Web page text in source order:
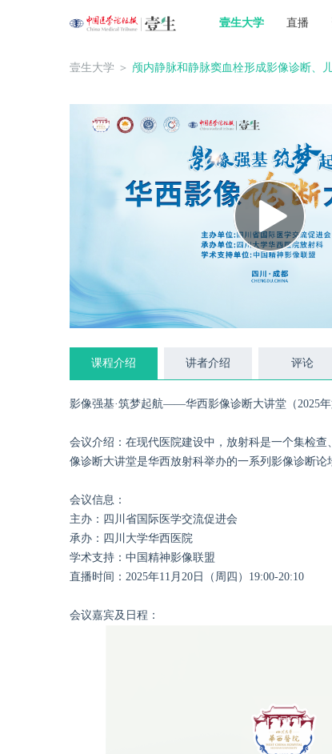
壹生大学 直播
壹生大学 ＞ 颅内静脉和静脉窦血栓形成影像诊断、
课程介绍 讲者介绍 评论
影像强基·筑梦起航——华西影像诊断大讲堂（2025年
会议介绍：在现代医院建设中，放射科是一个集检
像诊断大讲堂是华西放射科举办的一系列影像诊断
会议信息：
主办：四川省国际医学交流促进会
承办：四川大学华西医院
学术支持：中国精神影像联盟
直播时间：2025年11月20日（周四）19:00-20:10
会议嘉宾及日程：